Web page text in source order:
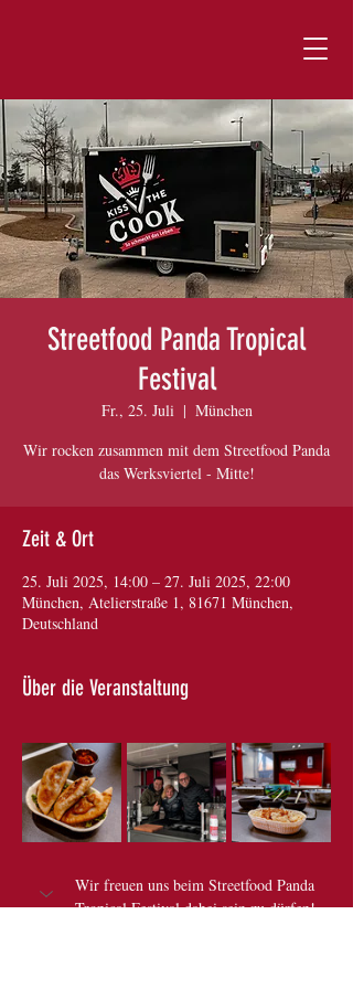
Streetfood Panda Tropical
Festival
Fr., 25. Juli
  |
München
Wir rocken zusammen mit dem Streetfood Panda
das Werksviertel - Mitte!
Zeit & Ort
25. Juli 2025, 14:00 – 27. Juli 2025, 22:00
München, Atelierstraße 1, 81671 München,
Deutschland
Über die Veranstaltung
Wir freuen uns beim Streetfood Panda
Tropical Festival dabei sein zu dürfen!